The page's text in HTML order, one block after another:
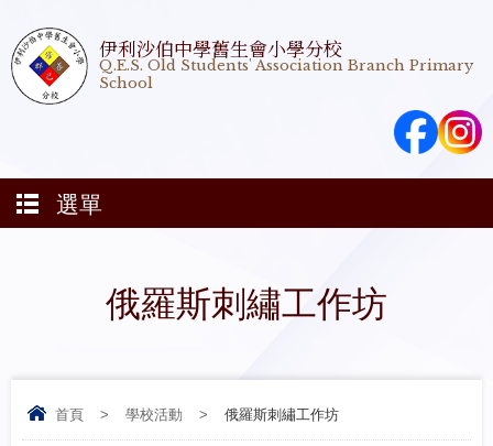
伊利沙伯中學舊生會小學分校
Q.E.S. Old Students' Association Branch Primary
School
選單
俄羅斯刺繡工作坊
首頁 > 學校活動 > 俄羅斯刺繡工作坊